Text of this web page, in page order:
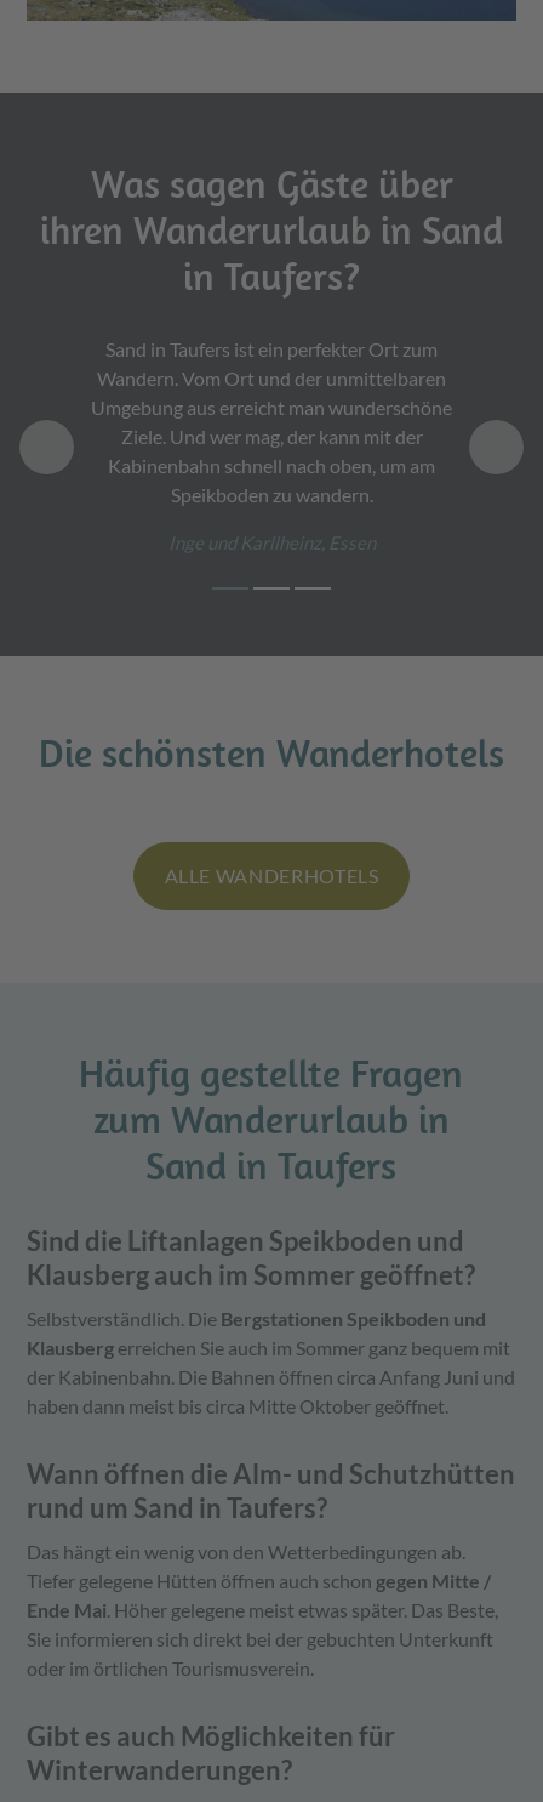
Was sagen Gäste über
ihren Wanderurlaub in Sand
in Taufers?
Sand in Taufers ist ein perfekter Ort zum
Wandern. Vom Ort und der unmittelbaren
Umgebung aus erreicht man wunderschöne
Ziele. Und wer mag, der kann mit der
Kabinenbahn schnell nach oben, um am
Speikboden zu wandern.
Inge und Karllheinz, Essen
Wir haben uns in den Urlaubsort Sand in
Taufers richtig verliebt. Kommen nun schon
seit acht Jahren im Sommer zum Wandern
hierher.
Martina, Mannheim
Waren im Juli 2019 zum ersten Mal in Sand
in Taufers. Es war wunderschön. Die
Wasserfälle mit der Fly-Line, die vielen
Almen, der Speikboden. Herrliche
Ausflugsziele, die auch unseren Kindern (12
und 10 Jahre) gefallen haben.
Familie Schreimer, Bonn
Die schönsten Wanderhotels
ALLE WANDERHOTELS
Häufig gestellte Fragen
zum Wanderurlaub in
Sand in Taufers
Sind die Liftanlagen Speikboden und
Klausberg auch im Sommer geöffnet?
Selbstverständlich. Die Bergstationen Speikboden und
Klausberg erreichen Sie auch im Sommer ganz bequem mit
der Kabinenbahn. Die Bahnen öffnen circa Anfang Juni und
haben dann meist bis circa Mitte Oktober geöffnet.
Wann öffnen die Alm- und Schutzhütten
rund um Sand in Taufers?
Das hängt ein wenig von den Wetterbedingungen ab.
Tiefer gelegene Hütten öffnen auch schon gegen Mitte /
Ende Mai. Höher gelegene meist etwas später. Das Beste,
Sie informieren sich direkt bei der gebuchten Unterkunft
oder im örtlichen Tourismusverein.
Gibt es auch Möglichkeiten für
Winterwanderungen?